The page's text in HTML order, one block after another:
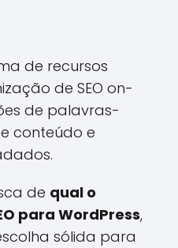
de recursos
de SEO on-
de palavras-
conteúdo e
de qual o
para WordPress,
sólida para